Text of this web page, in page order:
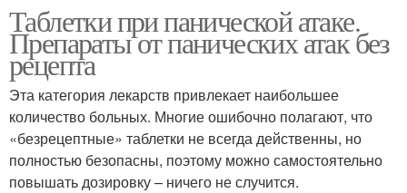
Паническая атака
Гидазепа при
панических атаках
Антидепрессанты при
панических атаках
Атаки без
антидепрессантов
Таблетки при панической атаке.
Препараты от панических атак без
рецепта
Эта категория лекарств привлекает наибольшее
количество больных. Многие ошибочно полагают, что
«безрецептные» таблетки не всегда действенны, но
полностью безопасны, поэтому можно самостоятельно
повышать дозировку – ничего не случится.